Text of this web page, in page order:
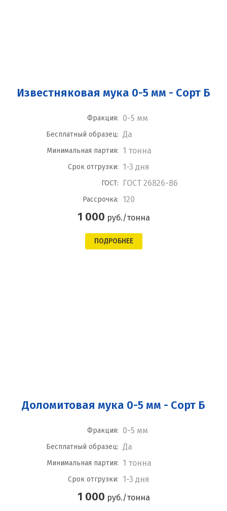
Известняковая мука 0-5 мм - Сорт Б
Фракция: 0-5 мм
Бесплатный образец: Да
Минимальная партия: 1 тонна
Срок отгрузки: 1-3 дня
ГОСТ: ГОСТ 26826-86
Рассрочка: 120
1 000 руб./тонна
ПОДРОБНЕЕ
Доломитовая мука 0-5 мм - Сорт Б
Фракция: 0-5 мм
Бесплатный образец: Да
Минимальная партия: 1 тонна
Срок отгрузки: 1-3 дня
1 000 руб./тонна